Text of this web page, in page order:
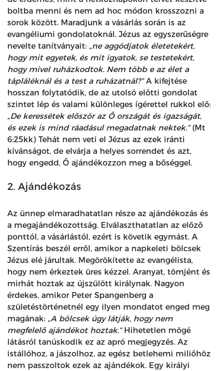
boltba menni és nem ad hoc módon krosszozni a
sorok között. Maradjunk a vásárlás során is az
evangéliumi gondolatoknál. Jézus az egyszerűségre
nevelte tanítványait: „ne aggódjatok életetekért,
hogy mit egyetek, és mit igyatok, se testetekért,
hogy mivel ruházkodtok. Nem több e az élet a
tápláléknál és a test a ruházatnál?”A kifejtése
hosszan folytatódik, de az utolsó előtti gondolat
szintet lép és valami különleges ígérettel rukkol elő:
„De keressétek először az Ő országát és igazságát,
és ezek is mind ráadásul megadatnak nektek.” (Mt
6:25kk) Tehát nem veti el Jézus az ezek iránti
kívánságot, de elvárja a helyes sorrendet és azt,
hogy engedd, Ő ajándékozzon meg a bőséggel.
2. Ajándékozás
Az ünnep elmaradhatatlan része az ajándékozás és
a megajándékozottság. Elválaszthatatlan az előző
ponttól, a vásárlástól, ezért is követik egymást. A
Szentírás beszél erről, amikor a napkeleti bölcsek
Jézus elé járultak. Megörökítette az evangélista,
hogy nem érkeztek üres kézzel. Aranyat, tömjént és
mirhát hoztak az újszülött királynak. Nagyon
érdekes, amikor Peter Spangenberg a
születéstörténetnél egy ilyen mondatot enged meg
magának: „A bölcsek úgy látják, hogy nem
megfelelő ajándékot hoztak.”Hihetetlen mögé
látásról tanúskodik ez az apró megjegyzés. Az
istállóhoz, a jászolhoz, az egész betlehemi miliőhöz
nem passzoltok ezek az ajándékok. Egy királyi